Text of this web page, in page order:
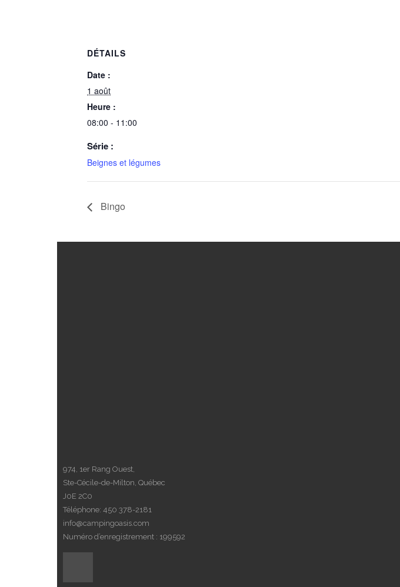
DÉTAILS
Date :
1 août
Heure :
08:00 - 11:00
Série :
Beignes et légumes
Bingo
974, 1er Rang Ouest,
Ste-Cécile-de-Milton, Québec
J0E 2C0
Téléphone: 450 378-2181
info@campingoasis.com
Numéro d’enregistrement : 199592